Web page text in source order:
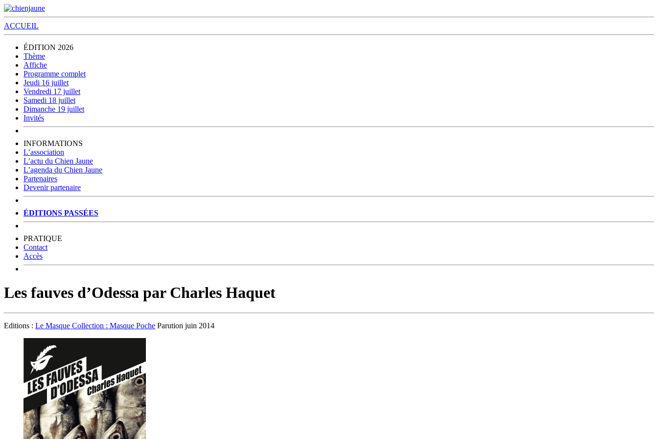
ACCUEIL
ÉDITION 2026
Thème
Affiche
Programme complet
Jeudi 16 juillet
Vendredi 17 juillet
Samedi 18 juillet
Dimanche 19 juillet
Invités
INFORMATIONS
L’association
L’actu du Chien Jaune
L’agenda du Chien Jaune
Partenaires
Devenir partenaire
ÉDITIONS PASSÉES
PRATIQUE
Contact
Accès
Les fauves d’Odessa par Charles Haquet
Editions : Le Masque Collection : Masque Poche Parution juin 2014